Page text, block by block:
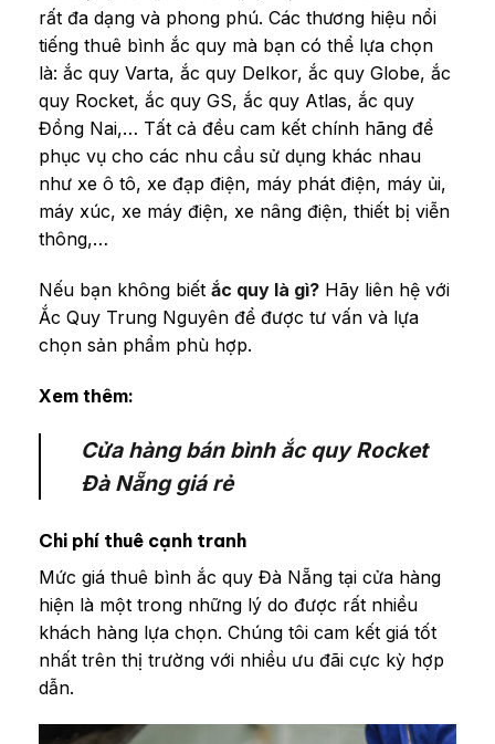
rất đa dạng và phong phú. Các thương hiệu nổi
tiếng thuê bình ắc quy mà bạn có thể lựa chọn
là: ắc quy Varta, ắc quy Delkor, ắc quy Globe, ắc
quy Rocket, ắc quy GS, ắc quy Atlas, ắc quy
Đồng Nai,… Tất cả đều cam kết chính hãng để
phục vụ cho các nhu cầu sử dụng khác nhau
như xe ô tô, xe đạp điện, máy phát điện, máy ủi,
máy xúc, xe máy điện, xe nâng điện, thiết bị viễn
thông,…
Nếu bạn không biết ắc quy là gì? Hãy liên hệ với
Ắc Quy Trung Nguyên để được tư vấn và lựa
chọn sản phẩm phù hợp.
Xem thêm:
Cửa hàng bán bình ắc quy Rocket
Đà Nẵng giá rẻ
Chi phí thuê cạnh tranh
Mức giá thuê bình ắc quy Đà Nẵng tại cửa hàng
hiện là một trong những lý do được rất nhiều
khách hàng lựa chọn. Chúng tôi cam kết giá tốt
nhất trên thị trường với nhiều ưu đãi cực kỳ hợp
dẫn.